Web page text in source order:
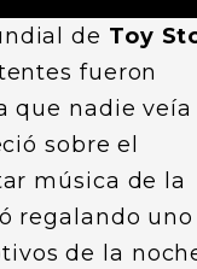
de Toy
fueron
que nadie veía
sobre el
música de la
regalando
de la